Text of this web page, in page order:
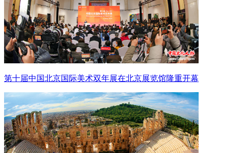
第十届中国北京国际美术双年展在北京展览馆隆重开幕